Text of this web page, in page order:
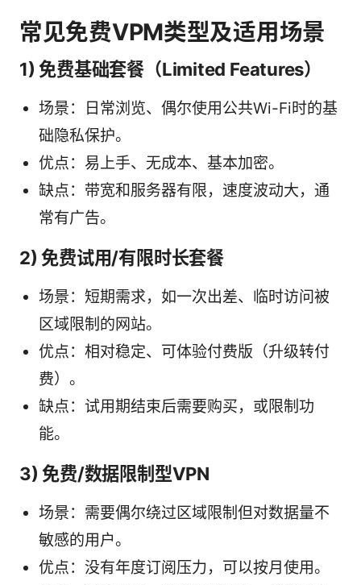
常见免费VPM类型及适用场景
1) 免费基础套餐（Limited Features）
场景：日常浏览、偶尔使用公共Wi-Fi时的基
础隐私保护。
优点：易上手、无成本、基本加密。
缺点：带宽和服务器有限，速度波动大，通
常有广告。
2) 免费试用/有限时长套餐
场景：短期需求，如一次出差、临时访问被
区域限制的网站。
优点：相对稳定、可体验付费版（升级转付
费）。
缺点：试用期结束后需要购买，或限制功
能。
3) 免费/数据限制型VPN
场景：需要偶尔绕过区域限制但对数据量不
敏感的用户。
优点：没有年度订阅压力，可以按月使用。